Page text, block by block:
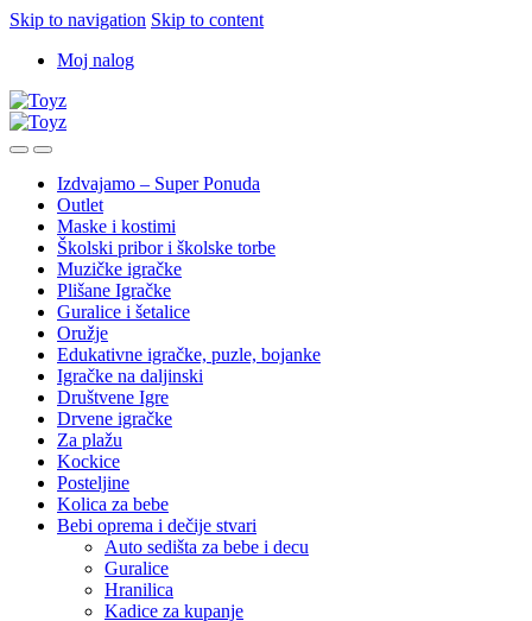
Skip to navigation Skip to content
Moj nalog
Izdvajamo – Super Ponuda
Outlet
Maske i kostimi
Školski pribor i školske torbe
Muzičke igračke
Plišane Igračke
Guralice i šetalice
Oružje
Edukativne igračke, puzle, bojanke
Igračke na daljinski
Društvene Igre
Drvene igračke
Za plažu
Kockice
Posteljine
Kolica za bebe
Bebi oprema i dečije stvari
Auto sedišta za bebe i decu
Guralice
Hranilica
Kadice za kupanje